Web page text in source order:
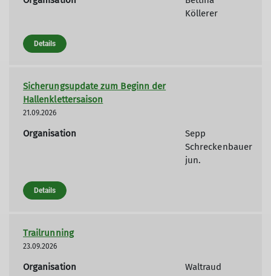
Köllerer
Details
Sicherungsupdate zum Beginn der
Hallenklettersaison
21.09.2026
Organisation
Sepp
Schreckenbauer
jun.
Details
Trailrunning
23.09.2026
Organisation
Waltraud